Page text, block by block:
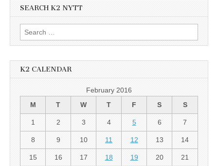
SEARCH K2 NYTT
Search
for:
K2 CALENDAR
February 2016
M
T W T F S S
1 2 3 4 5 6 7
8 9 10 11 12 13 14
15 16 17 18 19 20 21